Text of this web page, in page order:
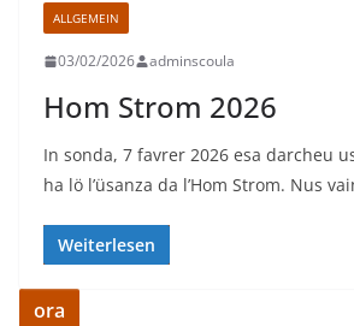
ALLGEMEIN
03/02/2026 adminscoula
Hom Strom 2026
In sonda, 7 favrer 2026 esa darcheu
ha lö l’üsanza da l’Hom Strom. Nus
Weiterlesen
ora